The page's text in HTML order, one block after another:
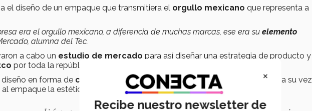
el diseño de un empaque que transmitiera el orgullo mexicano que representa a
era el orgullo mexicano, a diferencia de muchas marcas, ese era su elemento
alumna del Tec.
a cabo un estudio de mercado para así diseñar una estrategia de producto y
por toda la república.
en forma de cofre del tesoroen tonalidades moradas, incluyendo a su vez
al empaque la estética deseada sobre lacultura mexicana
×
Recibe nuestro newsletter de